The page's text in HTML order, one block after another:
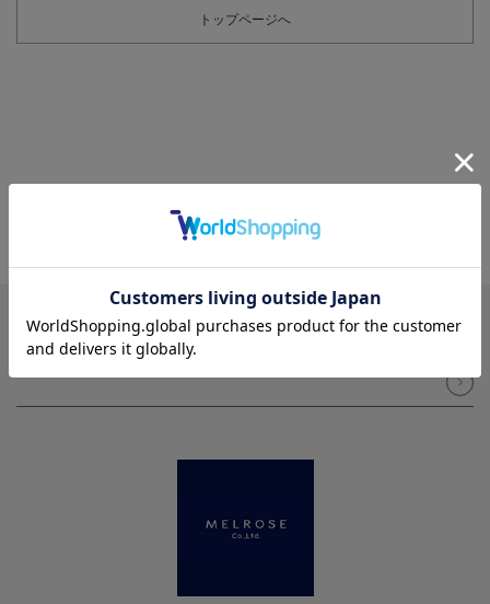
トップページへ
NEWSLETTER メルマガ登録